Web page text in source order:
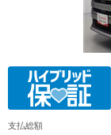
支払総額